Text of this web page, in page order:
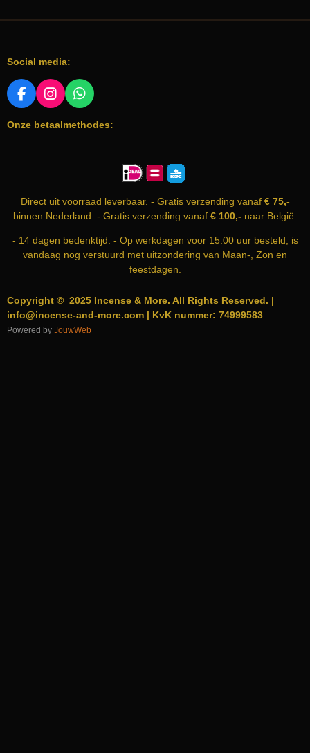
Social media:
F
C
I
S
M
W
A
Onze betaalmethodes:
Direct uit voorraad leverbaar. - Gratis verzending vanaf€ 75,-
binnen Nederland. - Gratis verzending vanaf € 100,- naar België.
- 14 dagen bedenktijd. - Op werkdagen voor 15.00 uur besteld, is
vandaag nog verstuurd met uitzondering van Maan-, Zon en
feestdagen.
Copyright © 2025 Incense & More. All Rights Reserved. |
info@incense-and-more.com | KvK nummer: 74999583
Powered by JouwWeb